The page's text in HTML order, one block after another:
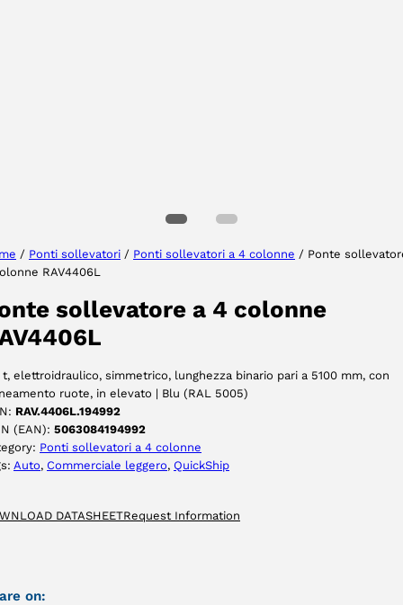
/ Ponti sollevatori / Ponti sollevatori a 4 colonne / Ponte
RAV4406L
sollevatore a 4 colonne
t, elettroidraulico, simmetrico, lunghezza binario pari a 5100 mm, con
ruote, in elevato | Blu (RAL 5005)
RAV.4406L.194992
(EAN): 5063084194992
Ponti sollevatori a 4 colonne
Auto, Commerciale leggero, QuickShip
DATASHEETRequest Information
on:
ACCETTA